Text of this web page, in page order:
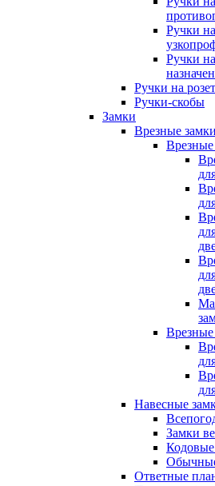
Ручки
Ручки
Ручки на
Ручки-скобы
Замки
Врезные замки
Врезные
Врезные
Навесные
Замки
Ответные